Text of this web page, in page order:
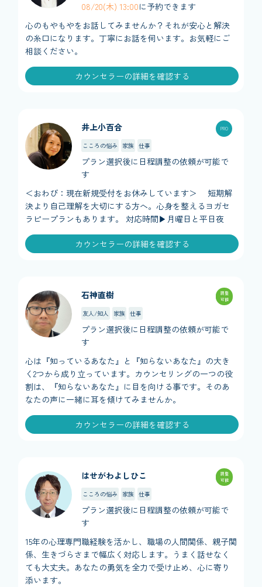
08/20(木) 13:00に予約できます
心のもやもやをお話してみませんか？それが安心と解決
の糸口になります。丁寧にお話を伺います。お気軽にご
相談ください。
カウンセラーの詳細を確認する
井上小百合
こころの悩み 家族 仕事
プラン選択後に日程調整の依頼が可能で
す
＜おわび：現在新規受付をお休みしています＞ 短期解
決より自己理解を大切にする方へ。心身を整えるヨガセ
ラピープランもあります。 対応時間▶︎月曜日と平日夜
カウンセラーの詳細を確認する
石神直樹
友人/知人 家族 仕事
プラン選択後に日程調整の依頼が可能で
す
心は『知っているあなた』と『知らないあなた』の大き
く2つから成り立っています。カウンセリングの一つの役
割は、『知らないあなた』に目を向ける事です。そのあ
なたの声に一緒に耳を傾けてみませんか。
カウンセラーの詳細を確認する
調整
可能
はせがわよしひこ
こころの悩み 家族 仕事
プラン選択後に日程調整の依頼が可能で
す
15年の心理専門職経験を活かし、職場の人間関係、親子関
係、生きづらさまで幅広く対応します。うまく話せなく
ても大丈夫。あなたの勇気を全力で受け止め、心に寄り
添います。
調整
可能